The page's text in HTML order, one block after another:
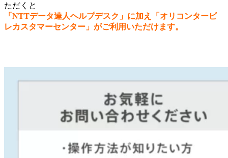
ただくと
「NTTデータ達人ヘルプデスク」に加え「オリコンタービ
レカスタマーセンター」がご利用いただけます。